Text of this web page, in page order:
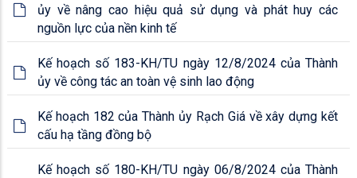
ủy về nâng cao hiệu quả sử dụng và phát huy các
nguồn lực của nền kinh tế
Kế hoạch số 183-KH/TU ngày 12/8/2024 của Thành
ủy về công tác an toàn vệ sinh lao động
Kế hoạch 182 của Thành ủy Rạch Giá về xây dựng kết
cấu hạ tầng đồng bộ
Kế hoạch số 180-KH/TU ngày 06/8/2024 của Thành